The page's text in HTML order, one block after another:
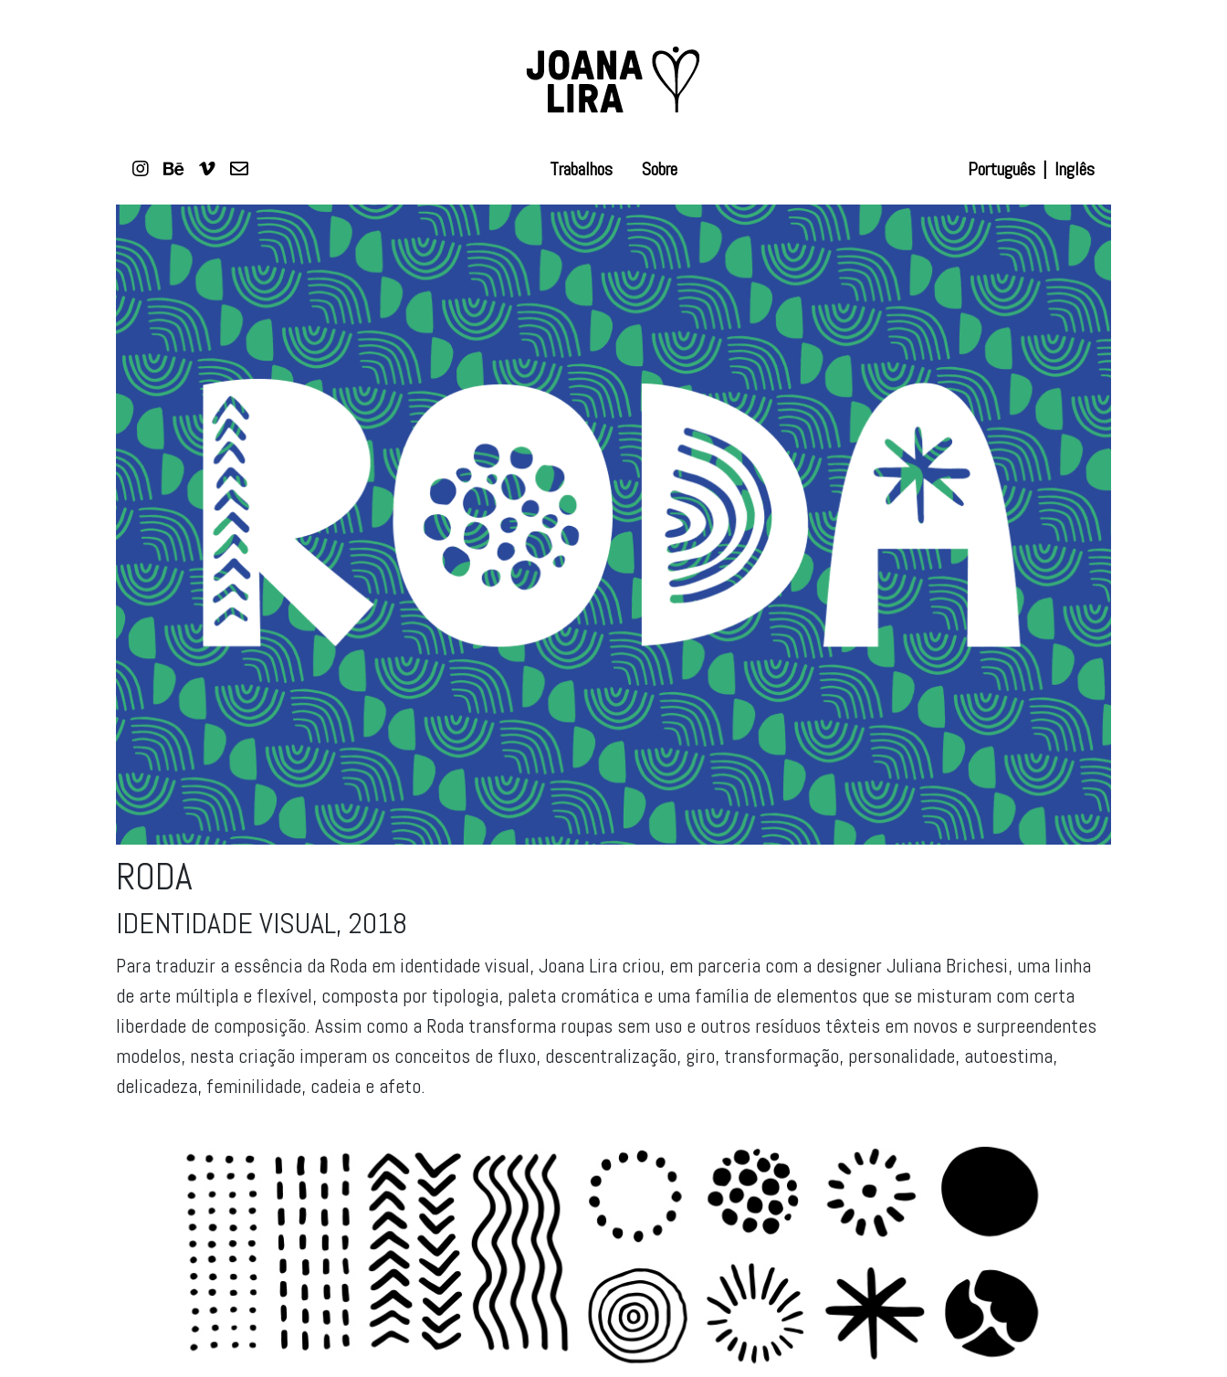
Português | Inglês
Trabalhos Sobre
RODA
IDENTIDADE VISUAL, 2018
Para traduzir a essência da Roda em identidade visual, Joana Lira criou, em parceria com a designer Juliana Brichesi, uma linha
de arte múltipla e flexível, composta por tipologia, paleta cromática e uma família de elementos que se misturam com certa
liberdade de composição. Assim como a Roda transforma roupas sem uso e outros resíduos têxteis em novos e surpreendentes
modelos, nesta criação imperam os conceitos de fluxo, descentralização, giro, transformação, personalidade, autoestima,
delicadeza, feminilidade, cadeia e afeto.